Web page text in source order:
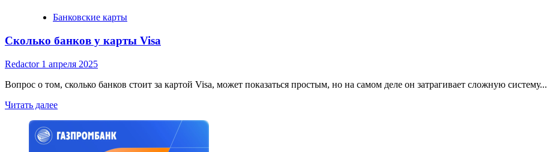
Банковские карты
Сколько банков у карты Visa
Redactor 1 апреля 2025
Вопрос о том, сколько банков стоит за картой Visa, может показаться простым, но на самом деле он затрагивает сложную систему...
Читать далееRead
Сколько